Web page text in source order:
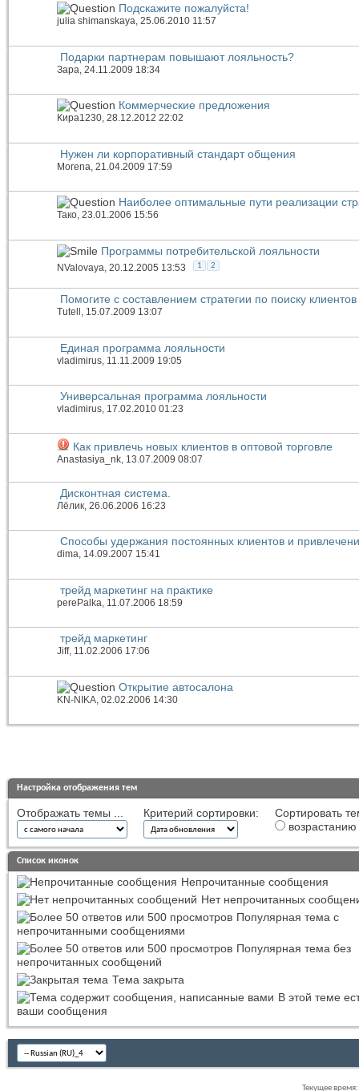
Подскажите пожалуйста!
julia shimanskaya, 25.06.2010 11:57
Подарки партнерам повышают лояльность?
Зара , 24.11.2009 18:34
Коммерческие предложения
Кира1230, 28.12.2012 22:02
Нужен ли корпоративный стандарт общения
Morena , 21.04.2009 17:59
Наиболее оптимальные пути реализации
Тако, 23.01.2006 15:56
Программы потребительской лояльности
NValovaya , 20.12.2005 13:53 1 2
Помогите с составлением стратегии по поиску клиентов
Tutell , 15.07.2009 13:07
Единая программа лояльности
vladimirus , 11.11.2009 19:05
Универсальная программа лояльности
vladimirus, 17.02.2010 01:23
Как привлечь новых клиентов в оптовой торговле
Anastasiya_nk, 13.07.2009 08:07
Дисконтная система.
Лёлик, 26.06.2006 16:23
Способы удержания постоянных клиентов и
dima, 14.09.2007 15:41
трейд маркетинг на практике
perePalka, 11.07.2006 18:59
трейд маркетинг
Jiff, 11.02.2006 17:06
Открытие автосалона
KN-NIKA, 02.02.2006 14:30
Настройка отображения тем
Отображать темы ... Критерий сортировки:
Сортировать
возрастанию
Список иконок
Непрочитанные сообщения
Нет непрочитанных
Популярная тема с
непрочитанными сообщениями
Популярная тема без
непрочитанных сообщений
Тема закрыта
В этой теме
ваши сообщения
Текущее время: